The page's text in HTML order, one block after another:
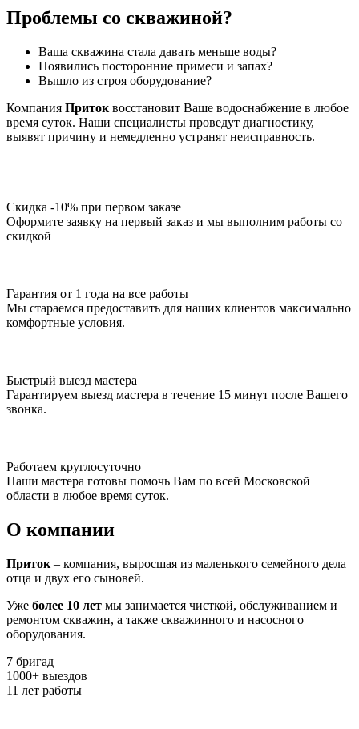
Проблемы со скважиной?
Ваша скважина стала давать меньше воды?
Появились посторонние примеси и запах?
Вышло из строя оборудование?
Компания Приток восстановит Ваше водоснабжение в любое
время суток. Наши специалисты проведут диагностику,
выявят причину и немедленно устранят неисправность.
Скидка -10% при первом заказе
Оформите заявку на первый заказ и мы выполним работы со
скидкой
Гарантия от 1 года на все работы
Мы стараемся предоставить для наших клиентов максимально
комфортные условия.
Быстрый выезд мастера
Гарантируем выезд мастера в течение 15 минут после Вашего
звонка.
Работаем круглосуточно
Наши мастера готовы помочь Вам по всей Московской
области в любое время суток.
О компании
Приток – компания, выросшая из маленького семейного дела
отца и двух его сыновей.
Уже более 10 лет мы занимается чисткой, обслуживанием и
ремонтом скважин, а также скважинного и насосного
оборудования.
7 бригад
1000+ выездов
11 лет работы